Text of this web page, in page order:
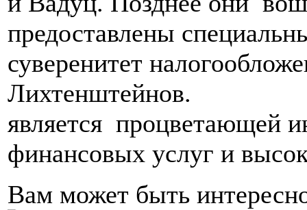
предоставлены
суверенитет
является процветающей
финансовых услуг и
Вам может быть